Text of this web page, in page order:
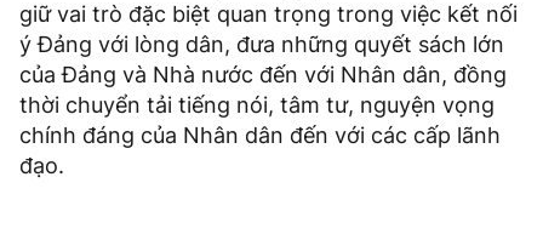
giữ vai trò đặc biệt quan trọng trong việc kết nối
ý Đảng với lòng dân, đưa những quyết sách lớn
của Đảng và Nhà nước đến với Nhân dân, đồng
thời chuyển tải tiếng nói, tâm tư, nguyện vọng
chính đáng của Nhân dân đến với các cấp lãnh
đạo.